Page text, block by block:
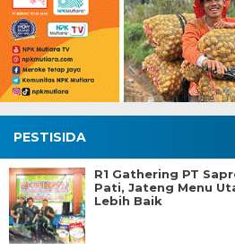
PESTISIDA
R1 Gathering PT
Pati, Jateng Menu
Lebih Baik